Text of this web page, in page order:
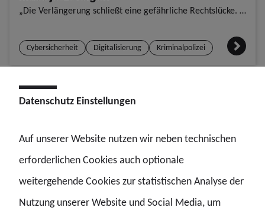
„Die Verlängerung schließt eine gefährliche Rechtslücke. Jetzt braucht Europa endlich einen langfristigen und praxistauglichen Rechtsrahmen.“ Die Gewerkschaft der Polizei (GdP) begrüßt die Einigung zw
Cybersicherheit Digitalisierung Kriminalpolizei
22.07.2026 | Story
GdP zu eigenständigem KI-Hackerangriff
Cybersicherheit Digitalisierung
Kriminalität
Kritische Infrastrukturen
Datenschutz Einstellungen
Auf unserer Website nutzen wir neben technischen
erforderlichen Cookies auch optionale
weitergehende Cookies zur statistischen Analyse der
Nutzung unserer Website und Social Media, um